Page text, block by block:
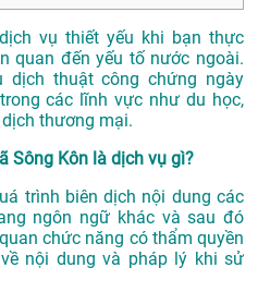
vụ thiết yếu khi bạn thực
quan đến yếu tố nước ngoài.
dịch thuật công chứng ngày
các lĩnh vực như du học,
thương mại.
Sông Kôn là dịch vụ gì?
trình biên dịch nội dung các
ngôn ngữ khác và sau đó
chức năng có thẩm quyền
nội dung và pháp lý khi sử